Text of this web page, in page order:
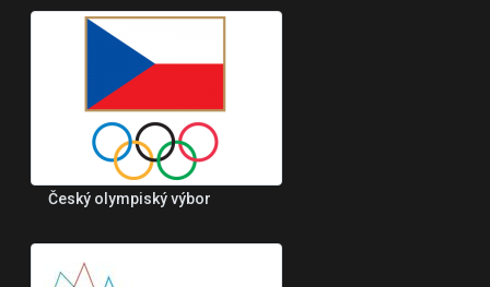
Český olympiský výbor